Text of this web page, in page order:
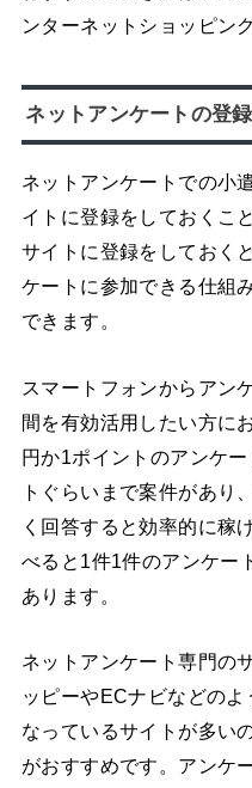
ンターネットショッピン
ネットアンケートの登録
ネットアンケートでの小
イトに登録をしておくこ
サイトに登録をしておく
ケートに参加できる仕組
できます。
スマートフォンからアン
間を有効活用したい方に
円か1ポイントのアンケ
トぐらいまで案件があり
く回答すると効率的に稼
べると1件1件のアンケー
あります。
ネットアンケート専門の
ッピーやECナビなどの
なっているサイトが多い
がおすすめです。アンケ